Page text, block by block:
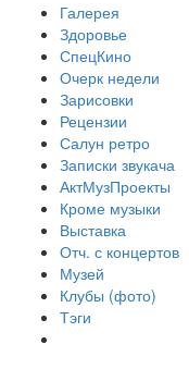
Галерея
Здоровье
СпецКино
Очерк недели
Зарисовки
Рецензии
Салун ретро
Записки звукача
АктМузПроекты
Кроме музыки
Выставка
Отч. с концертов
Музей
Клубы (фото)
Тэги